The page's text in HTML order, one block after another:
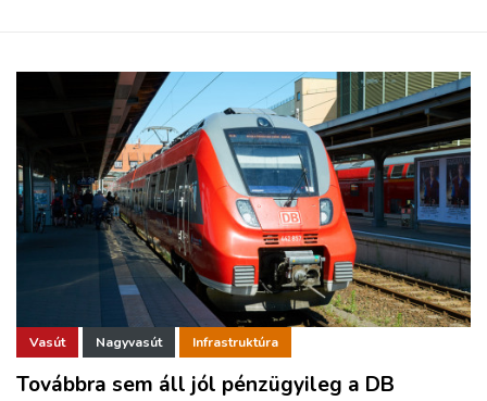
Vasút Nagyvasút Infrastruktúra
Továbbra sem áll jól pénzügyileg a DB